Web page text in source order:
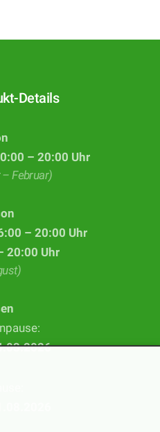
Details
– 20:00 Uhr
Februar)
– 20:00 Uhr
20:00 Uhr